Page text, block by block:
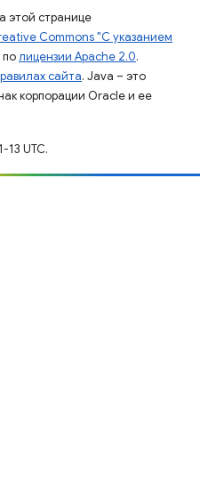
этой странице
Commons "С указанием
полицензии Apache 2.0.
сайта. Java – это
корпорации Oracle и ее
UTC.